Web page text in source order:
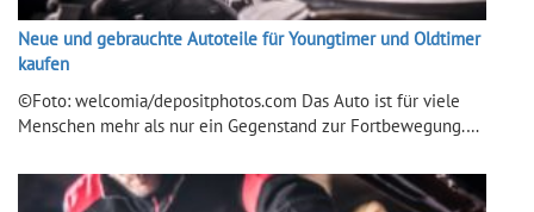
Neue und gebrauchte Autoteile für Youngtimer und Oldtimer
kaufen
©Foto: welcomia/depositphotos.com Das Auto ist für viele
Menschen mehr als nur ein Gegenstand zur Fortbewegung.…